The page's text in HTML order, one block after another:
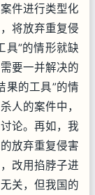
件进行类型化
将放弃重复侵
具”的情形就缺
要一并解决的
果的工具”的情
人的案件中，
论。再如，我
放弃重复侵害
改用掐脖子进
关，但我国的